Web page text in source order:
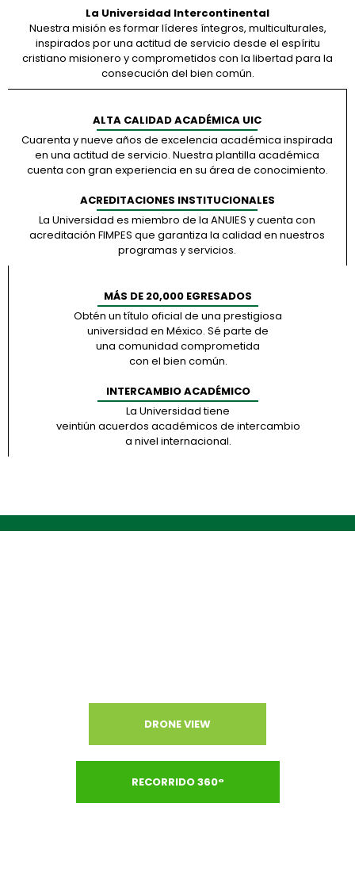
La Universidad Intercontinental
Nuestra misión es formar líderes íntegros, multiculturales,
inspirados por una actitud de servicio desde el espíritu
cristiano misionero y comprometidos con la libertad para la
consecución del bien común.
ALTA CALIDAD ACADÉMICA UIC
Cuarenta y nueve años de excelencia académica inspirada
en una actitud de servicio. Nuestra plantilla académica
cuenta con gran experiencia en su área de conocimiento.
ACREDITACIONES INSTITUCIONALES
La Universidad es miembro de la ANUIES y cuenta con
acreditación FIMPES que garantiza la calidad en nuestros
programas y servicios.
MÁS DE 20,000 EGRESADOS
Obtén un título oficial de una prestigiosa
universidad en México. Sé parte de
una comunidad comprometida
con el bien común.
INTERCAMBIO ACADÉMICO
La Universidad tiene
veintiún acuerdos académicos de intercambio
a nivel internacional.
DRONE VIEW
RECORRIDO 360°